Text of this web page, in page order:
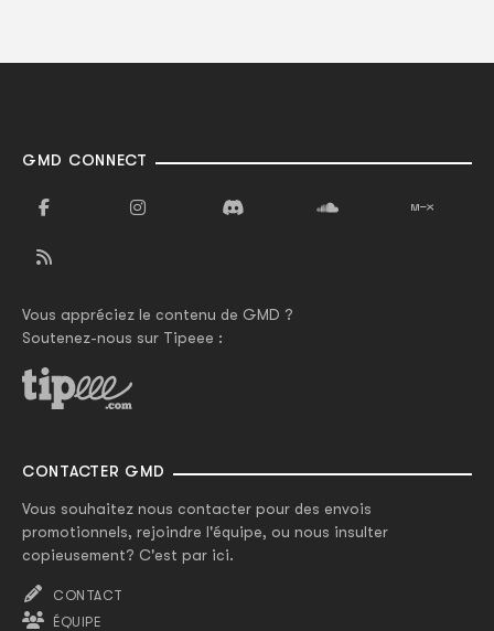
GMD CONNECT
Vous appréciez le contenu de GMD ?
Soutenez-nous sur Tipeee :
CONTACTER GMD
Vous souhaitez nous contacter pour des envois
promotionnels, rejoindre l'équipe, ou nous insulter
copieusement? C'est par ici.
CONTACT
ÉQUIPE